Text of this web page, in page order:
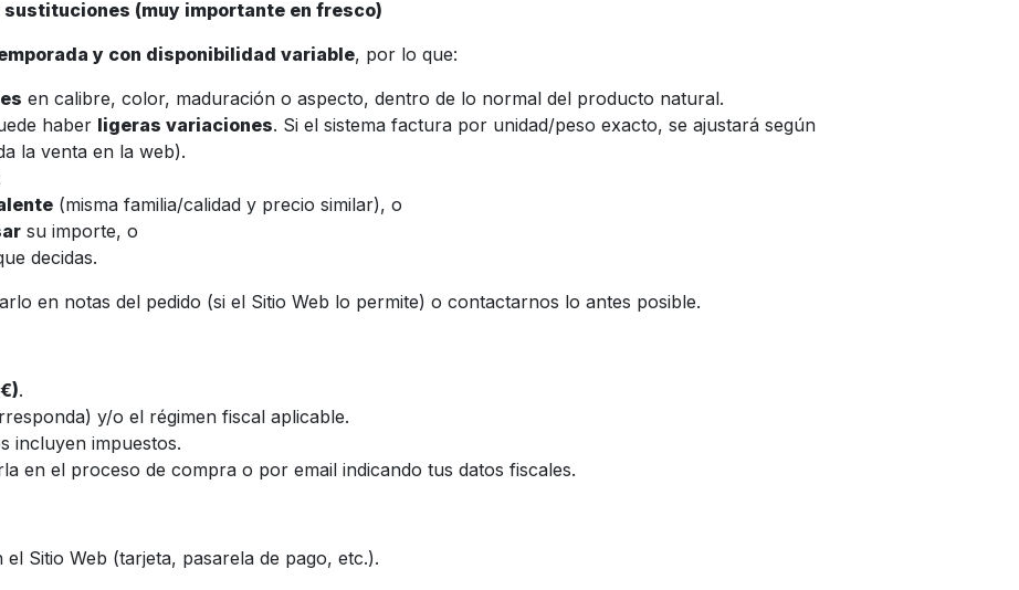
(muy importante en fresco)
y con disponibilidad variable, por lo que:
en calibre, color, maduración o aspecto, dentro de lo normal del producto natural.
haber ligeras variaciones. Si el sistema factura por unidad/peso exacto, se ajustará según
la venta en la web).
(misma familia/calidad y precio similar), o
su importe, o
decidas.
en notas del pedido (si el Sitio Web lo permite) o contactarnos lo antes posible.
.
y/o el régimen fiscal aplicable.
incluyen impuestos.
en el proceso de compra o por email indicando tus datos fiscales.
Sitio Web (tarjeta, pasarela de pago, etc.).